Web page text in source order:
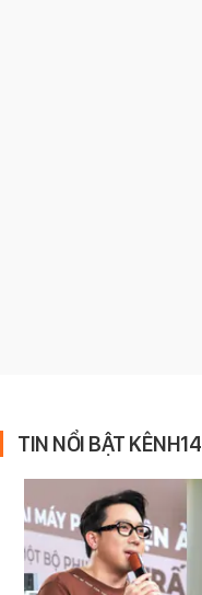
TIN NỔI BẬT KÊNH14